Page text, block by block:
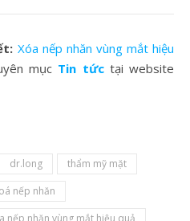
Xóa nếp nhăn vùng mắt hiệu
mục Tin tứctại website
dr.long
thẩm mỹ mặt
nếp nhăn
nếp nhăn vùng mắt hiệu quả